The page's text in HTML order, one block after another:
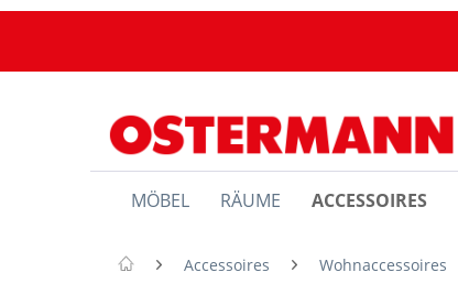
MÖBEL RÄUME ACCESSOIRES
Accessoires Wohnaccessoires